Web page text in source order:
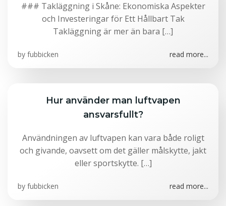
### Takläggning i Skåne: Ekonomiska Aspekter
och Investeringar för Ett Hållbart Tak
Takläggning är mer än bara […]
by fubbicken read more...
Hur använder man luftvapen
ansvarsfullt?
Användningen av luftvapen kan vara både roligt
och givande, oavsett om det gäller målskytte, jakt
eller sportskytte. […]
by fubbicken read more...